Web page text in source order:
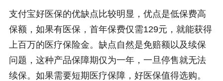
支付宝好医保的优缺点比较明显，优点是低保费高
保额，如果有医保，首年保费仅需129元，就能获得
上百万的医疗保险金。缺点自然是免赔额以及续保
问题，这种产品保障期仅为一年，一旦停售就无法
续保。如果需要短期医疗保障，好医保值得选购。